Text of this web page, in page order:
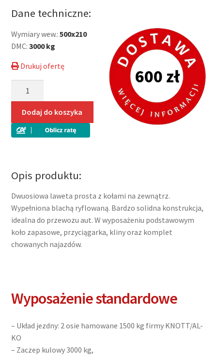
cena
wynosi:
21
000,00 zł.
Dane techniczne:
600 zł
Wymiary wew.: 500x210
DMC: 3000 kg
Drukuj ofertę
laweta
dwuosiowa,
prosta,
niskie
koła,
DMC
3000kg
Dodaj do koszyka
Opis produktu:
Dwuosiowa laweta prosta z kołami na zewnątrz.
Wypełniona blachą ryflowaną. Bardzo solidna konstrukcja,
idealna do przewozu aut. W wyposażeniu podstawowym
koło zapasowe, przyciągarka, kliny oraz komplet
chowanych najazdów.
Wyposażenie standardowe
– Układ jezdny: 2 osie hamowane 1500 kg firmy KNOTT/AL-
KO
– Zaczep kulowy 3000 kg,